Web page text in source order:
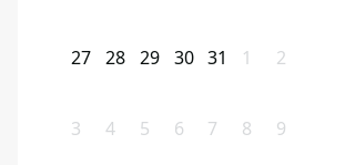
27 28 29 30 31 1 2
3 4 5 6 7 8 9